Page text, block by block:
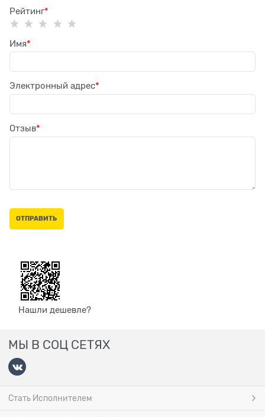
Рейтинг
Имя
Электронный адрес
Отзыв
Нашли дешевле?
МЫ В СОЦ СЕТЯХ
Стать Исполнителем